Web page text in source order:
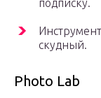
подписку.
скудный.
Photo Lab